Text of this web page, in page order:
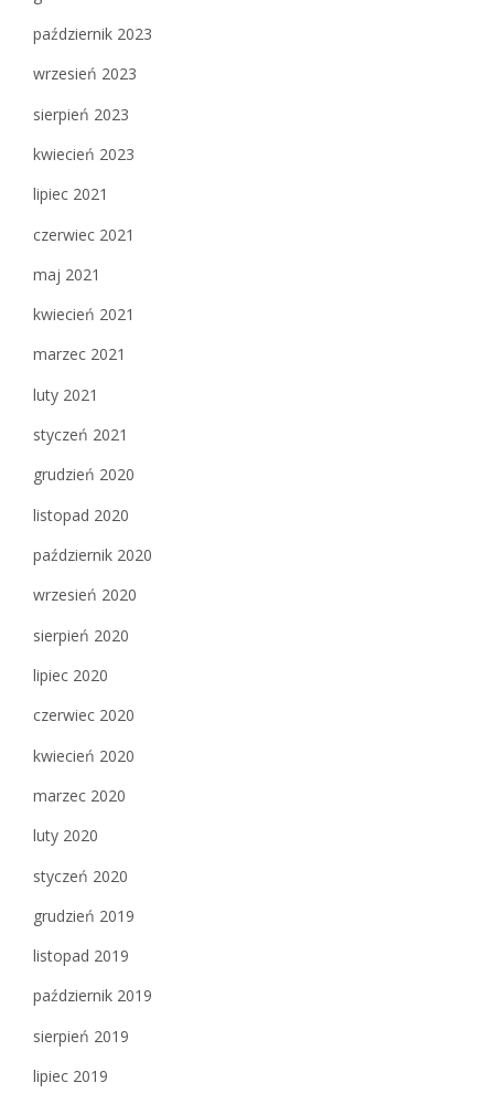
październik 2023
wrzesień 2023
sierpień 2023
kwiecień 2023
lipiec 2021
czerwiec 2021
maj 2021
kwiecień 2021
marzec 2021
luty 2021
styczeń 2021
grudzień 2020
listopad 2020
październik 2020
wrzesień 2020
sierpień 2020
lipiec 2020
czerwiec 2020
kwiecień 2020
marzec 2020
luty 2020
styczeń 2020
grudzień 2019
listopad 2019
październik 2019
sierpień 2019
lipiec 2019